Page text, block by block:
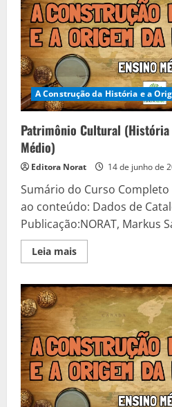
Aula
07
–
Ensino
Médio)
A Construção da História e a
Patrimônio Cultural
Médio)
Editora Norat 14 de junho de
Sumário do Curso
ao conteúdo: Dados de
Publicação:NORAT, Markus
Leia maisRead
more
Cultural
(História
Aula
06
–
Ensino
Médio)